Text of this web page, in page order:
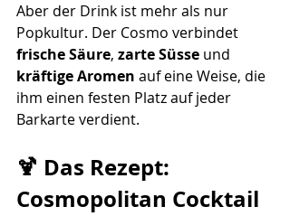
Aber der Drink ist mehr als nur
Popkultur. Der Cosmo verbindet
frische Säure, zarte Süsse und
kräftige Aromen auf eine Weise, die
ihm einen festen Platz auf jeder
Barkarte verdient.
🍹 Das Rezept:
Cosmopolitan Cocktail